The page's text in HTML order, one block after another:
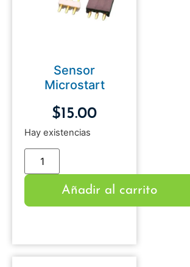
Sensor
Microstart
$15.00
Hay existencias
Añadir al carrito